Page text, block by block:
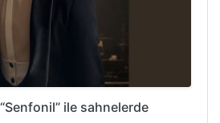
ile sahnelerde